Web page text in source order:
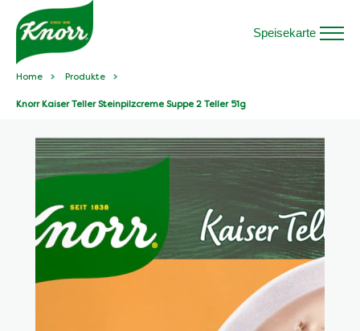
Speisekarte
Home Produkte
Knorr Kaiser Teller Steinpilzcreme Suppe 2 Teller 51g